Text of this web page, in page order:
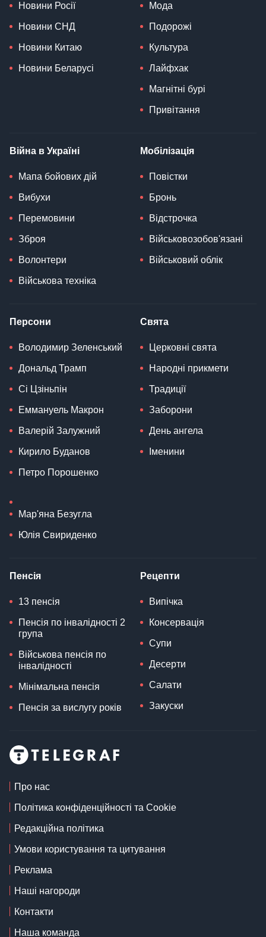
Новини Росії
Новини СНД
Новини Китаю
Новини Беларусі
Мода
Подорожі
Культура
Лайфхак
Магнітні бурі
Привітання
Війна в Україні
Мапа бойових дій
Вибухи
Перемовини
Зброя
Волонтери
Військова техніка
Мобілізація
Повістки
Бронь
Відстрочка
Військовозобов'язані
Військовий облік
Персони
Володимир Зеленський
Дональд Трамп
Сі Цзіньпін
Еммануель Макрон
Валерій Залужний
Кирило Буданов
Петро Порошенко
Мар'яна Безугла
Юлія Свириденко
Свята
Церковні свята
Народні прикмети
Традиції
Заборони
День ангела
Іменини
Пенсія
13 пенсія
Пенсія по інвалідності 2
група
Військова пенсія по
інвалідності
Мінімальна пенсія
Пенсія за вислугу років
Рецепти
Випічка
Консервація
Супи
Десерти
Салати
Закуски
Про нас
Політика конфіденційності та Cookie
Редакційна політика
Умови користування та цитування
Реклама
Наші нагороди
Контакти
Наша команда